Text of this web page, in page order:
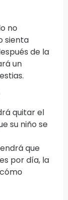
no
sienta
de la
un
quitar el
su niño se
que
por día, la